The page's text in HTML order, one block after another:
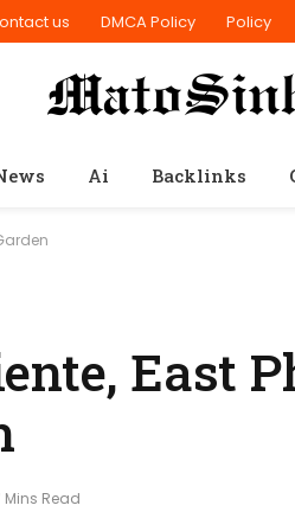
us DMCA Policy Policy
Ai Backlinks
East
Mins Read